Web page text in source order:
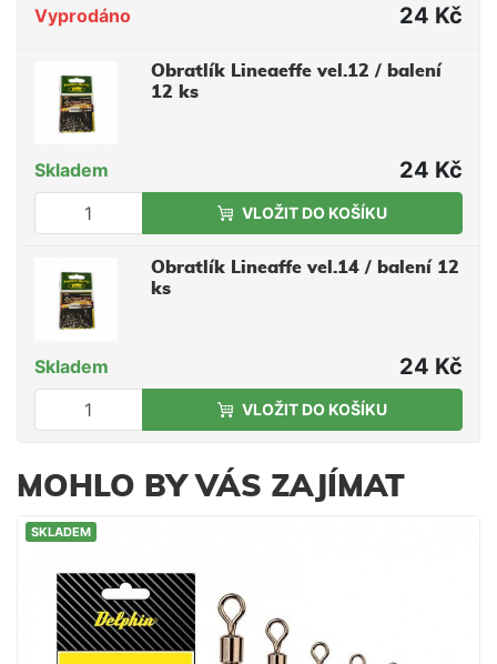
Vyprodáno 24 Kč
Obratlík Lineaeffe vel.12 / balení
12 ks
Skladem 24 Kč
VLOŽIT DO KOŠÍKU
Obratlík Lineaffe vel.14 / balení 12
ks
Skladem 24 Kč
VLOŽIT DO KOŠÍKU
MOHLO BY VÁS ZAJÍMAT
SKLADEM